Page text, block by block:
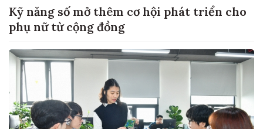
Kỹ năng số mở thêm cơ hội phát triển cho
phụ nữ từ cộng đồng